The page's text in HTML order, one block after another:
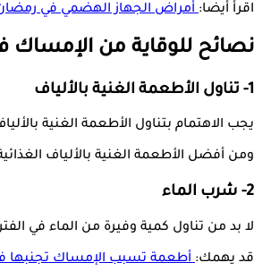
اقرأ أيضًا:أمراض الجهاز الهضمي في رمضان- 7 نصائح للوقاية
نصائح للوقاية من
1- تناول الأطعمة الغنية بالألياف
يجب الاهتمام بتناول الأطعمة الغنية
ومن أفضل الأطعمة الغنية بالألياف
2- شرب الماء
لا بد من تناول كمية وفيرة من الماء في
قد يهمك:أطعمة تسبب الإمساك تجنبها